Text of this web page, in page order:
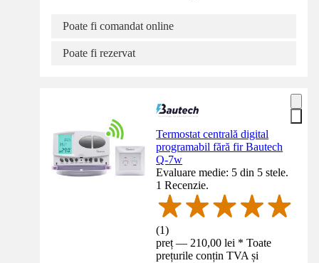
Poate fi comandat online
Poate fi rezervat
Termostat centrală digital
programabil fără fir Bautech
Q-7w
Evaluare medie: 5 din 5 stele.
1 Recenzie.
(1)
preț — 210,00 lei * Toate
prețurile conțin TVA și